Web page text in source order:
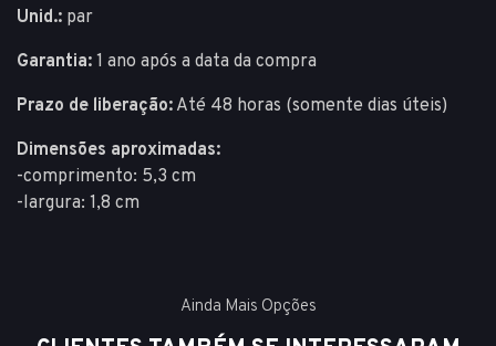
Unid.: par
Garantia: 1 ano após a data da compra
Prazo de liberação: Até 48 horas (somente dias úteis)
Dimensões aproximadas:
-comprimento: 5,3 cm
-largura: 1,8 cm
Ainda Mais Opções